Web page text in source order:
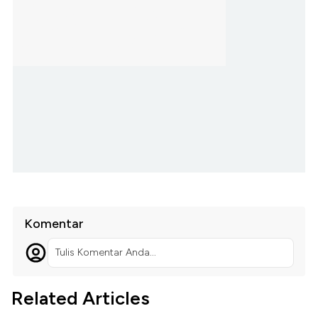
Komentar
Tulis Komentar Anda...
Related Articles